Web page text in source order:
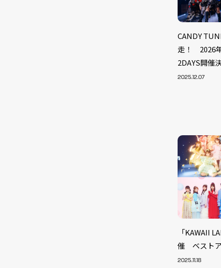
CANDY
走！ 2026
2DAYS開催
2025.12.07
「KAWAII
催 ベスト
2025.11.18